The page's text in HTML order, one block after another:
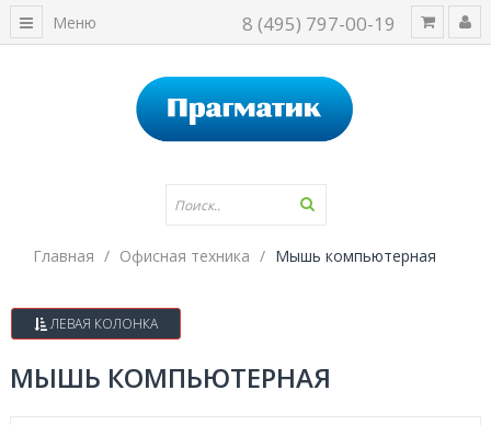
8 (495) 797-00-19
Меню
Главная Офисная техника Мышь компьютерная
ЛЕВАЯ КОЛОНКА
МЫШЬ КОМПЬЮТЕРНАЯ